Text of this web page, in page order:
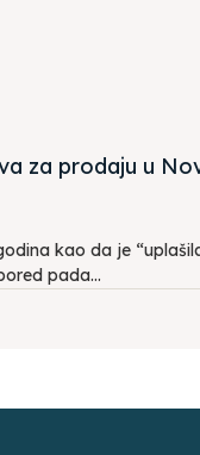
za prodaju u
kao da je
pada...